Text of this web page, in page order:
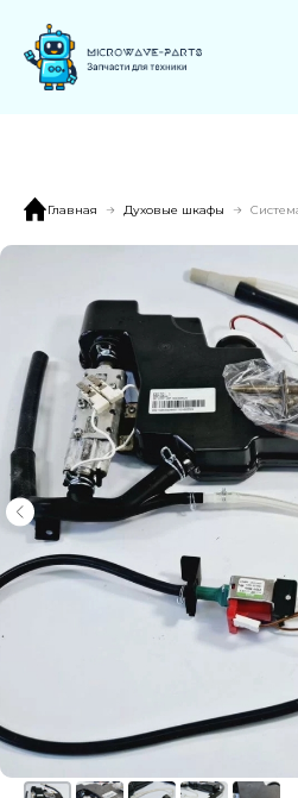
Главная Духовые шкафы